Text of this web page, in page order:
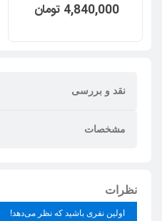
4,840,000 تومان
نقد و بررسی
مشخصات
نظرات
اولین نفری باشید که نظر می‌دهد!